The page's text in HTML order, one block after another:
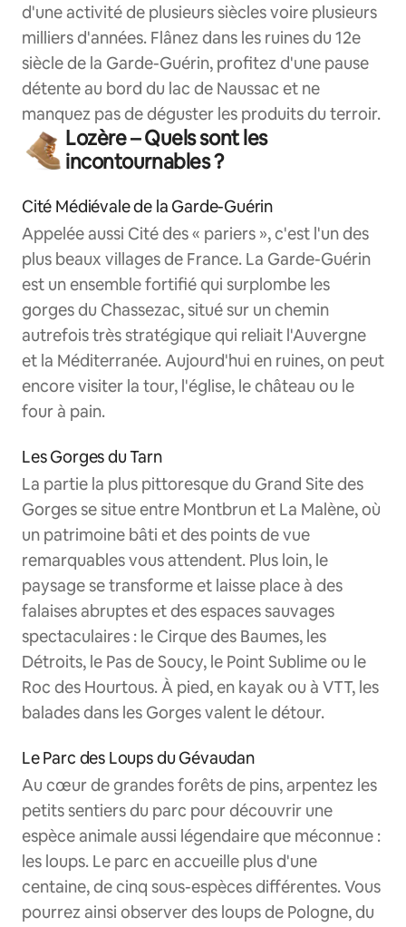
d'une activité de plusieurs siècles voire plusieurs
milliers d'années. Flânez dans les ruines du 12e
siècle de la Garde-Guérin, profitez d'une pause
détente au bord du lac de Naussac et ne
manquez pas de déguster les produits du terroir.
Lozère – Quels sont les
incontournables ?
Cité Médiévale de la Garde-Guérin
Appelée aussi Cité des « pariers », c'est l'un des
plus beaux villages de France. La Garde-Guérin
est un ensemble fortifié qui surplombe les
gorges du Chassezac, situé sur un chemin
autrefois très stratégique qui reliait l'Auvergne
et la Méditerranée. Aujourd'hui en ruines, on peut
encore visiter la tour, l'église, le château ou le
four à pain.
Les Gorges du Tarn
La partie la plus pittoresque du Grand Site des
Gorges se situe entre Montbrun et La Malène, où
un patrimoine bâti et des points de vue
remarquables vous attendent. Plus loin, le
paysage se transforme et laisse place à des
falaises abruptes et des espaces sauvages
spectaculaires : le Cirque des Baumes, les
Détroits, le Pas de Soucy, le Point Sublime ou le
Roc des Hourtous. À pied, en kayak ou à VTT, les
balades dans les Gorges valent le détour.
Le Parc des Loups du Gévaudan
Au cœur de grandes forêts de pins, arpentez les
petits sentiers du parc pour découvrir une
espèce animale aussi légendaire que méconnue :
les loups. Le parc en accueille plus d'une
centaine, de cinq sous-espèces différentes. Vous
pourrez ainsi observer des loups de Pologne, du